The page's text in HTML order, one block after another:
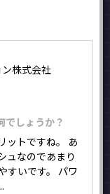
株式会社
でしょうか？
ットですね。 あ
ュなのであまり
すいです。 パワ